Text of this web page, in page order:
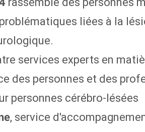
liées à la
services experts en
des personnes et des
personnes cérébro-lésées
, service